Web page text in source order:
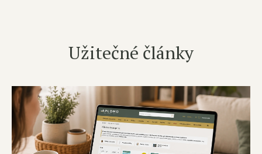
Užitečné články